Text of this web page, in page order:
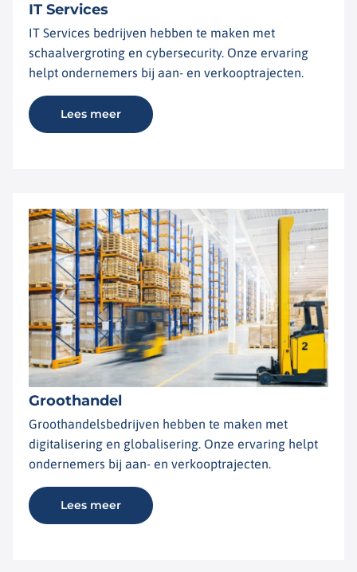
IT Services
IT Services bedrijven hebben te maken met
schaalvergroting en cybersecurity. Onze ervaring
helpt ondernemers bij aan- en verkooptrajecten.
Lees meer
Groothandel
Groothandelsbedrijven hebben te maken met
digitalisering en globalisering. Onze ervaring helpt
ondernemers bij aan- en verkooptrajecten.
Lees meer